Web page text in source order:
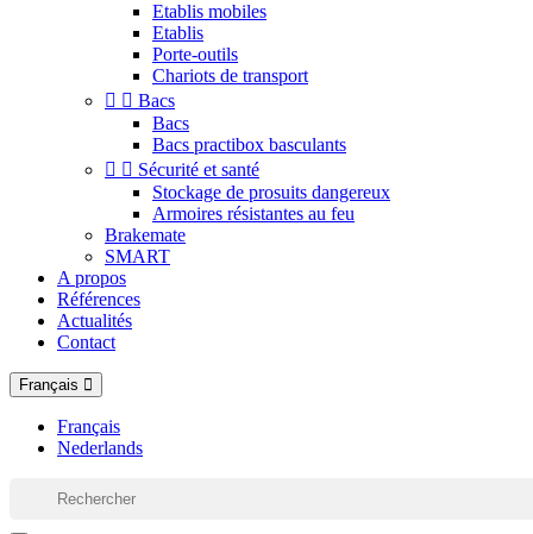
Etablis mobiles
Etablis
Porte-outils
Chariots de transport
  Bacs
Bacs
Bacs practibox basculants
  Sécurité et santé
Stockage de prosuits dangereux
Armoires résistantes au feu
Brakemate
SMART
A propos
Références
Actualités
Contact
Français
Français
Nederlands